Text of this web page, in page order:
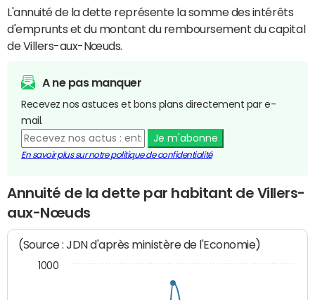
L'annuité de la dette représente la somme des intérêts
d'emprunts et du montant du remboursement du capital
de Villers-aux-Nœuds.
A ne pas manquer
Recevez nos astuces et bons plans directement par e-
mail.
Je m'abonne
En savoir plus sur notre politique de confidentialité
Annuité de la dette par habitant de Villers-
aux-Nœuds
(Source : JDN d'après ministère de l'Economie)
1000